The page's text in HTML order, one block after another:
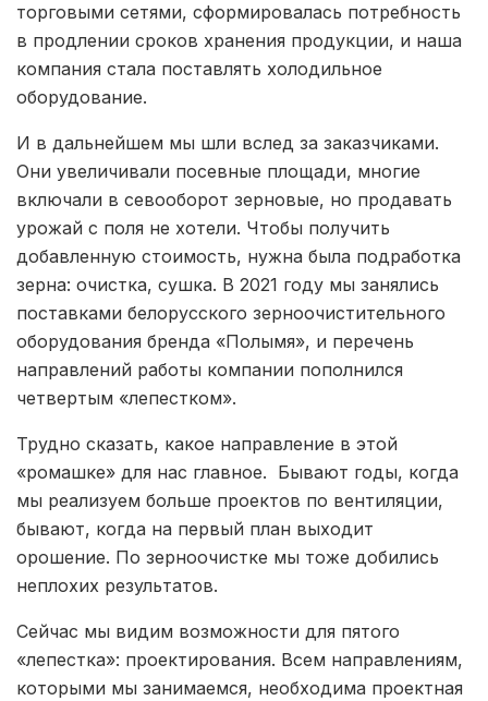
торговыми сетями, сформировалась потребность
в продлении сроков хранения продукции, и наша
компания стала поставлять холодильное
оборудование.
И в дальнейшем мы шли вслед за заказчиками.
Они увеличивали посевные площади, многие
включали в севооборот зерновые, но продавать
урожай с поля не хотели. Чтобы получить
добавленную стоимость, нужна была подработка
зерна: очистка, сушка. В 2021 году мы занялись
поставками белорусского зерноочистительного
оборудования бренда «Полымя», и перечень
направлений работы компании пополнился
четвертым «лепестком».
Трудно сказать, какое направление в этой
«ромашке» для нас главное. Бывают годы, когда
мы реализуем больше проектов по вентиляции,
бывают, когда на первый план выходит
орошение. По зерноочистке мы тоже добились
неплохих результатов.
Сейчас мы видим возможности для пятого
«лепестка»: проектирования. Всем направлениям,
которыми мы занимаемся, необходима проектная